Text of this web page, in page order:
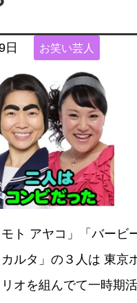
日 お笑い芸人
ト アヤコ」「バービ
カルタ」の３人は 東京
オを組んでて一時期